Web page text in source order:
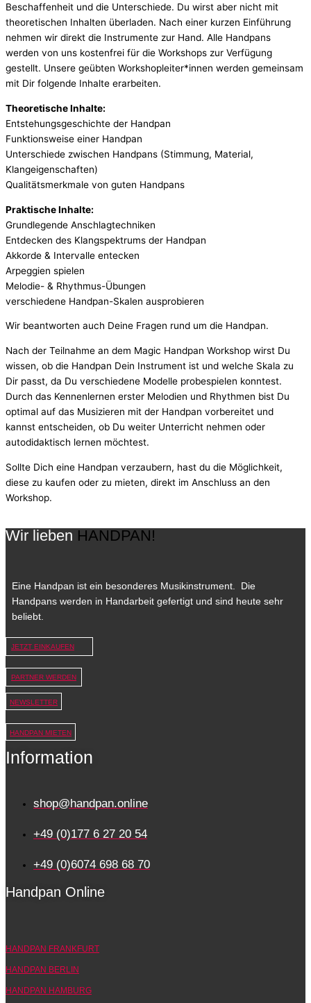
Beschaffenheit und die Unterschiede. Du wirst aber nicht mit
theoretischen Inhalten überladen. Nach einer kurzen Einführung
nehmen wir direkt die Instrumente zur Hand. Alle Handpans
werden von uns kostenfrei für die Workshops zur Verfügung
gestellt. Unsere geübten Workshopleiter*innen werden gemeinsam
mit Dir folgende Inhalte erarbeiten.
Theoretische Inhalte:
Entstehungsgeschichte der Handpan
Funktionsweise einer Handpan
Unterschiede zwischen Handpans (Stimmung, Material,
Klangeigenschaften)
Qualitätsmerkmale von guten Handpans
Praktische Inhalte:
Grundlegende Anschlagtechniken
Entdecken des Klangspektrums der Handpan
Akkorde & Intervalle entecken
Arpeggien spielen
Melodie- & Rhythmus-Übungen
verschiedene Handpan-Skalen ausprobieren
Wir beantworten auch Deine Fragen rund um die Handpan.
Nach der Teilnahme an dem Magic Handpan Workshop wirst Du
wissen, ob die Handpan Dein Instrument ist und welche Skala zu
Dir passt, da Du verschiedene Modelle probespielen konntest.
Durch das Kennenlernen erster Melodien und Rhythmen bist Du
optimal auf das Musizieren mit der Handpan vorbereitet und
kannst entscheiden, ob Du weiter Unterricht nehmen oder
autodidaktisch lernen möchtest.
Sollte Dich eine Handpan verzaubern, hast du die Möglichkeit,
diese zu kaufen oder zu mieten, direkt im Anschluss an den
Workshop.
Wir lieben HANDPAN!
Eine Handpan ist ein besonderes Musikinstrument. Die
Handpans werden in Handarbeit gefertigt und sind heute sehr
beliebt.
JETZT EINKAUFEN
PARTNER WERDEN
NEWSLETTER
HANDPAN MIETEN
Information
shop@handpan.online
+49 (0)177 6 27 20 54
+49 (0)6074 698 68 70
Handpan Online
HANDPAN FRANKFURT
HANDPAN BERLIN
HANDPAN HAMBURG